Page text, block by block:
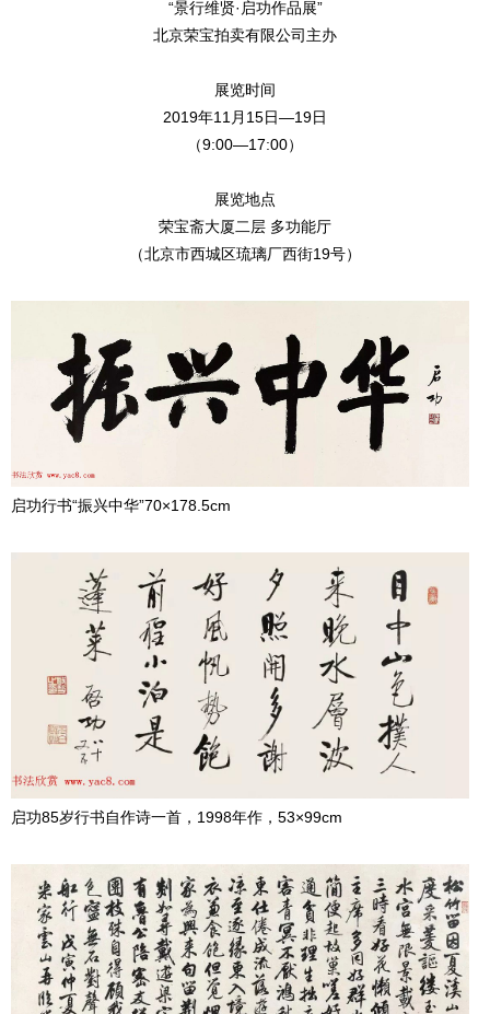
“景行维贤·启功作品展”
北京荣宝拍卖有限公司主办
展览时间
2019年11月15日—19日
（9:00—17:00）
展览地点
荣宝斋大厦二层 多功能厅
（北京市西城区琉璃厂西街19号）
启功行书“振兴中华”70×178.5cm
启功85岁行书自作诗一首，1998年作，53×99cm